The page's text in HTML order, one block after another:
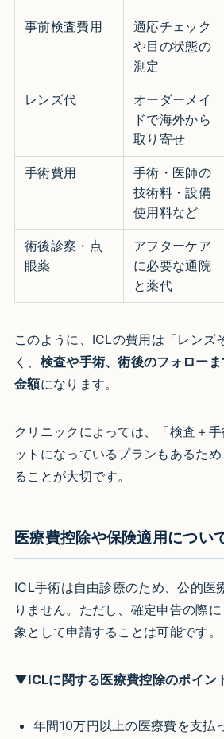
事前検査費用
適応チェック
や目の状態の
測定
レンズ代
オーダーメイ
ドで海外から
取り寄せ
手術費用
手術・医師の
技術料・設備
使用料など
術後診察・点
眼薬
アフターケア
に必要な通院
と薬代
このように、ICLの費用は「レンズ
く、 検査や手術、術後のフォロー
金額になります。
クリニックによっては、「検査＋
ットになっているプランもあるた
ることが大切です。
医療費控除や保険適用につい
ICL手術は自由診療のため、公的医
りません。ただし、確定申告の際
象として申請することは可能です。
▼ICLに関する医療費控除のポイン
年間10万円以上の医療費を支払